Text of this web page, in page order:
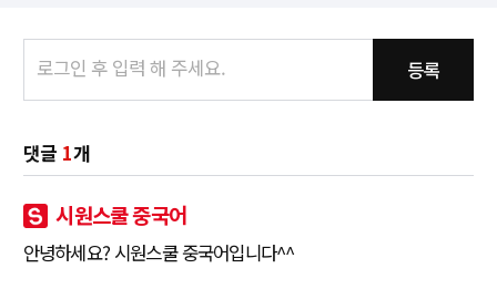
등록
댓글 1개
시원스쿨 중국어
안녕하세요? 시원스쿨 중국어입니다^^